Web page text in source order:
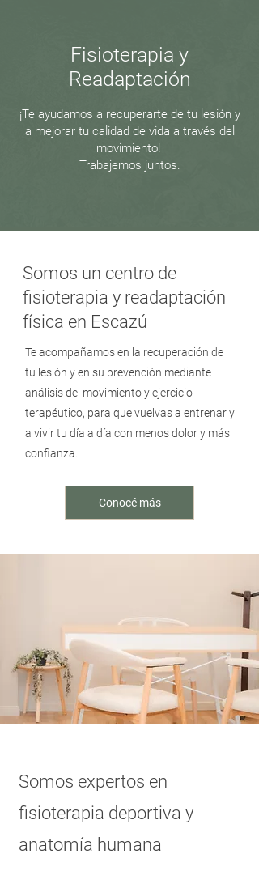
Fisioterapia y
Readaptación
¡Te ayudamos a recuperarte de tu lesión y
a mejorar tu calidad de vida a través del
movimiento!
Trabajemos juntos.
Somos un centro de
fisioterapia y readaptación
física en Escazú
Te acompañamos en la recuperación de
tu lesión y en su prevención mediante
análisis del movimiento y ejercicio
terapéutico, para que vuelvas a entrenar y
a vivir tu día a día con menos dolor y más
confianza.
Conocé más
Somos expertos en
fisioterapia deportiva y
anatomía humana